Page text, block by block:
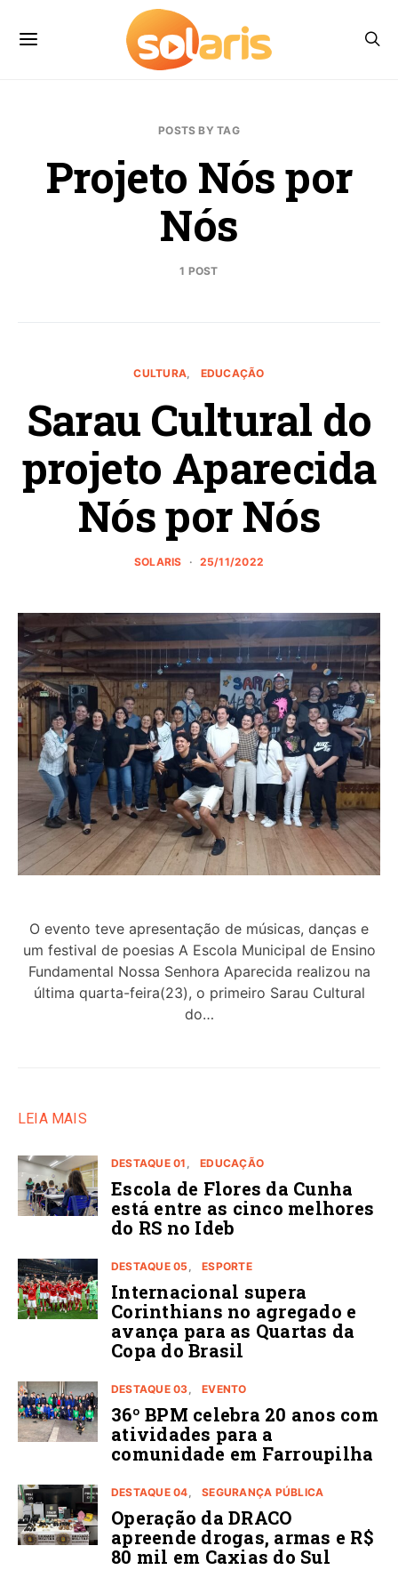
POSTS BY TAG
Projeto Nós por
Nós
1 POST
CULTURA EDUCAÇÃO
Sarau Cultural do
projeto Aparecida
Nós por Nós
SOLARIS 25/11/2022
O evento teve apresentação de músicas, danças e
um festival de poesias A Escola Municipal de Ensino
Fundamental Nossa Senhora Aparecida realizou na
última quarta-feira(23), o primeiro Sarau Cultural
do…
LEIA MAIS
DESTAQUE 01 EDUCAÇÃO
Escola de Flores da Cunha
está entre as cinco melhores
do RS no Ideb
DESTAQUE 05 ESPORTE
Internacional supera
Corinthians no agregado e
avança para as Quartas da
Copa do Brasil
DESTAQUE 03 EVENTO
36º BPM celebra 20 anos com
atividades para a
comunidade em Farroupilha
DESTAQUE 04 SEGURANÇA PÚBLICA
Operação da DRACO
apreende drogas, armas e R$
80 mil em Caxias do Sul